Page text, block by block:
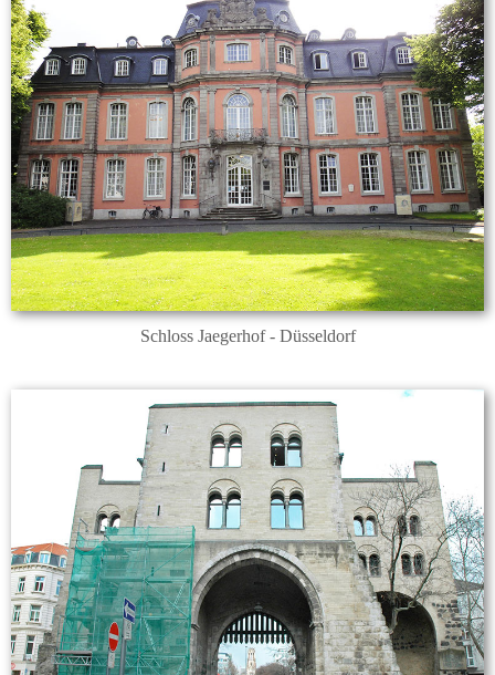
Schloss Jaegerhof - Düsseldorf